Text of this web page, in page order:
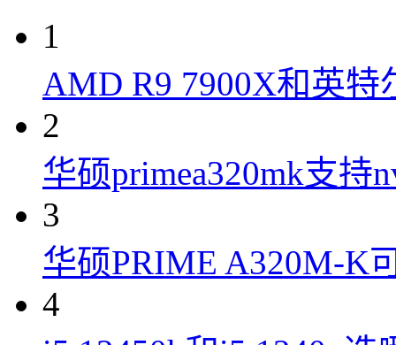
1
AMD R9 7900X和英特
2
华硕primea320mk支持
3
华硕PRIME A320M-K
4